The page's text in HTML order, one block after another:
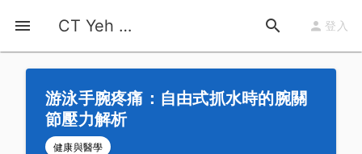
CT Yeh 公路車基地 登入
首頁 運動知識
游泳手腕疼痛：自由式抓水時的腕關
節壓力解析
健康與醫學